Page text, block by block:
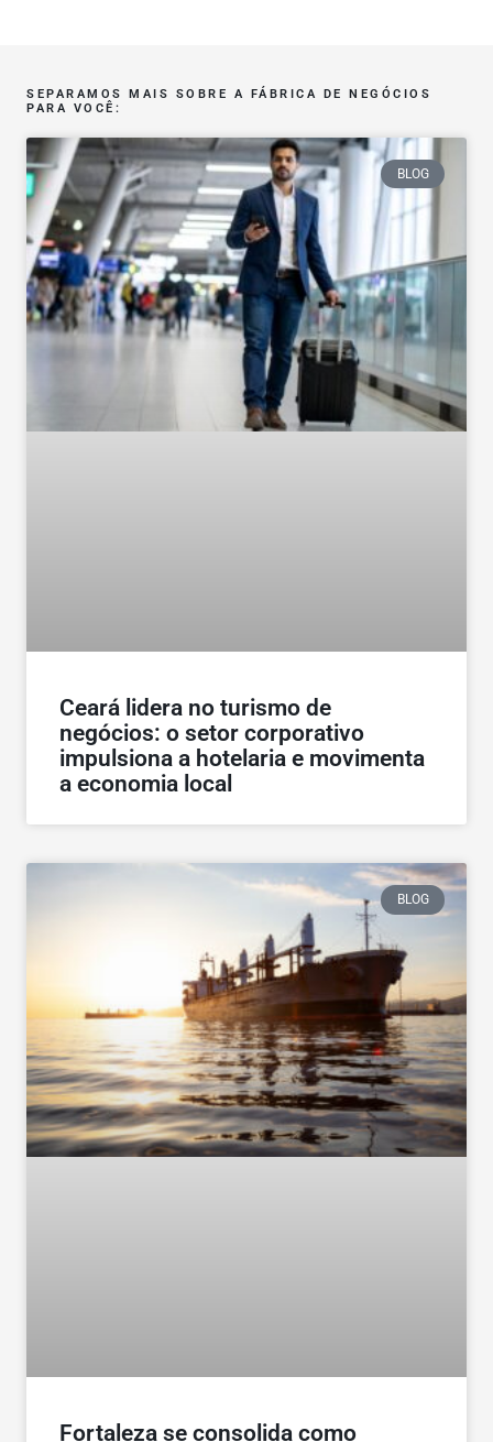
SEPARAMOS MAIS SOBRE A FÁBRICA DE NEGÓCIOS
PARA VOCÊ:
BLOG
Ceará lidera no turismo de
negócios: o setor corporativo
impulsiona a hotelaria e movimenta
a economia local
BLOG
Fortaleza se consolida como